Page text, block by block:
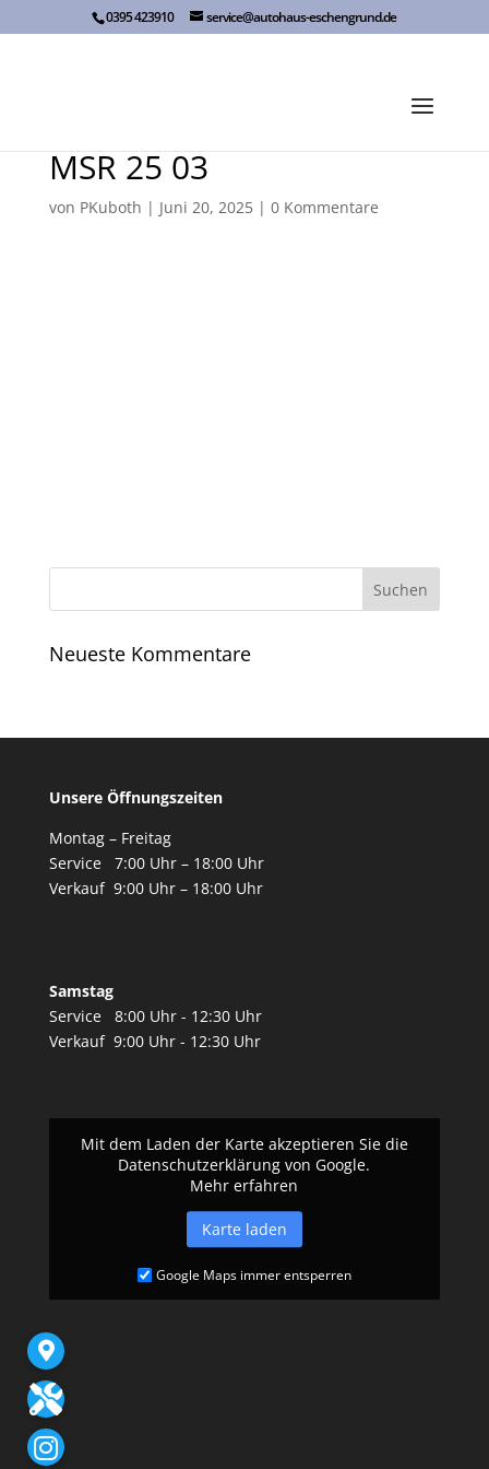
0395 423910 service@autohaus-eschengrund.de
MSR 25 03
von PKuboth | Juni 20, 2025| 0 Kommentare
Suchen
Neueste Kommentare
Unsere Öffnungszeiten
Montag – Freitag
Service 7:00 Uhr – 18:00 Uhr
Verkauf 9:00 Uhr – 18:00 Uhr
Samstag
Service 8:00 Uhr - 12:30 Uhr
Verkauf 9:00 Uhr - 12:30 Uhr
Mit dem Laden der Karte akzeptieren Sie die
Datenschutzerklärung von Google.
Mehr erfahren
Karte laden
Google Maps immer entsperren